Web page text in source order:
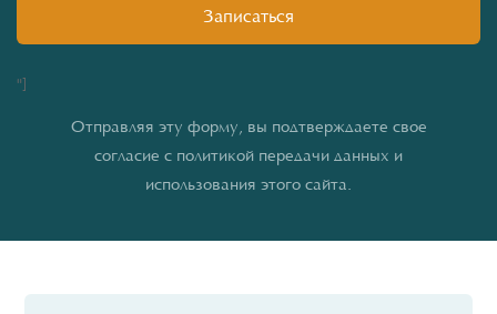
"]
Отправляя эту форму, вы подтверждаете свое
согласие с политикой передачи данных и
использования этого сайта.